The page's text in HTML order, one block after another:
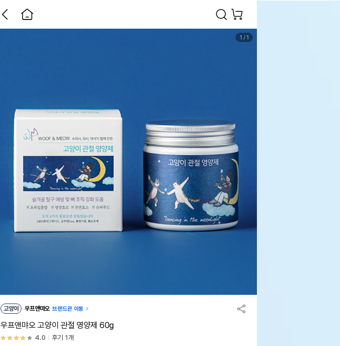
1 / 1
고양이 우프앤먀오 브랜드관 이동
우프앤먀오 고양이 관절 영양제 60g
4.0 후기 1개